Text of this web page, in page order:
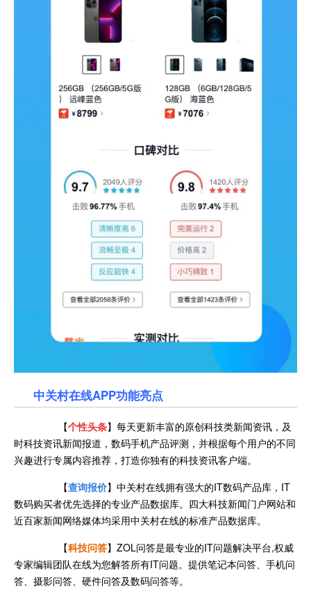
中关村在线APP功能亮点
【个性头条】每天更新丰富的原创科技类新闻资讯，及
时科技资讯新闻报道，数码手机产品评测，并根据每个用户的不同
兴趣进行专属内容推荐，打造你独有的科技资讯客户端。
【查询报价】中关村在线拥有强大的IT数码产品库，IT
数码购买者优先选择的专业产品数据库。四大科技新闻门户网站和
近百家新闻网络媒体均采用中关村在线的标准产品数据库。
【科技问答】ZOL问答是最专业的IT问题解决平台,权威
专家编辑团队在线为您解答所有IT问题。提供笔记本问答、手机问
答、摄影问答、硬件问答及数码问答等。